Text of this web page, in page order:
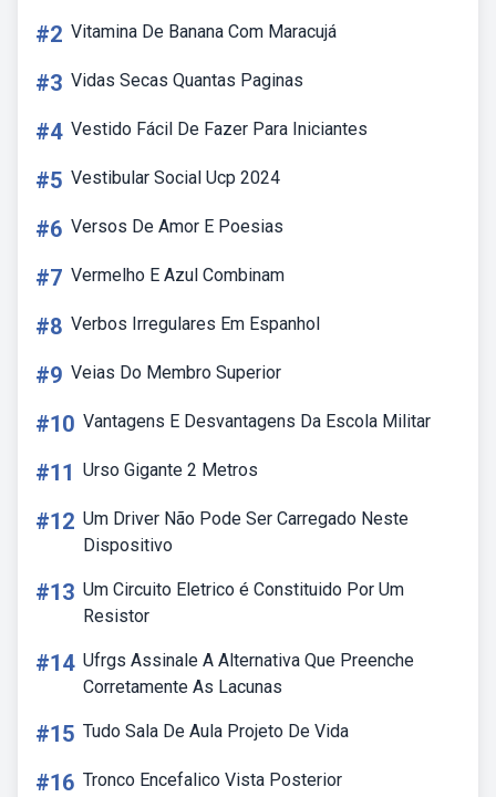
#2 Vitamina De Banana Com Maracujá
#3 Vidas Secas Quantas Paginas
#4 Vestido Fácil De Fazer Para Iniciantes
#5 Vestibular Social Ucp 2024
#6 Versos De Amor E Poesias
#7 Vermelho E Azul Combinam
#8 Verbos Irregulares Em Espanhol
#9 Veias Do Membro Superior
#10 Vantagens E Desvantagens Da Escola Militar
#11 Urso Gigante 2 Metros
#12 Um Driver Não Pode Ser Carregado Neste
Dispositivo
#13 Um Circuito Eletrico é Constituido Por Um
Resistor
#14 Ufrgs Assinale A Alternativa Que Preenche
Corretamente As Lacunas
#15 Tudo Sala De Aula Projeto De Vida
#16 Tronco Encefalico Vista Posterior